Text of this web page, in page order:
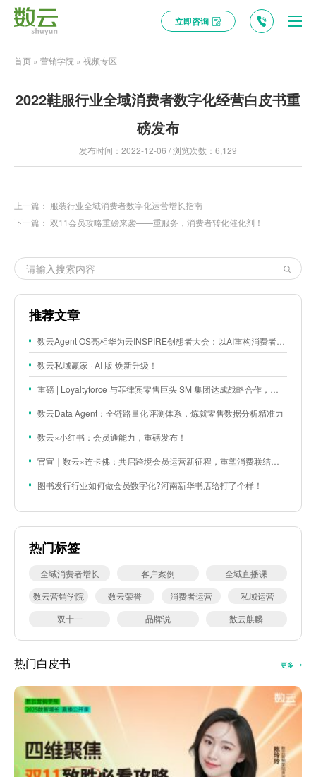
立即咨询
首页 » 营销学院 » 视频专区
2022鞋服行业全域消费者数字化经营白皮书重
磅发布
发布时间：2022-12-06 / 浏览次数：6,129
上一篇： 服装行业全域消费者数字化运营增长指南
下一篇： 双11会员攻略重磅来袭——重服务，消费者转化催化剂！
推荐文章
数云Agent OS亮相华为云INSPIRE创想者大会：以AI重构消费者运营与零售营销新范式
数云私域赢家 · AI 版 焕新升级！
重磅 | Loyaltyforce 与菲律宾零售巨头 SM 集团达成战略合作，携手开启 SMAC 会员数智化运营新征程
数云Data Agent：全链路量化评测体系，炼就零售数据分析精准力
数云×小红书：会员通能力，重磅发布！
官宣｜数云×连卡佛：共启跨境会员运营新征程，重塑消费联结新体验
图书发行行业如何做会员数字化?河南新华书店给打了个样！
热门标签
全域消费者增长 客户案例
全域直播课
数云营销学院
数云荣誉 消费者运营
私域运营
双十一
品牌说 数云麒麟
热门白皮书 更多